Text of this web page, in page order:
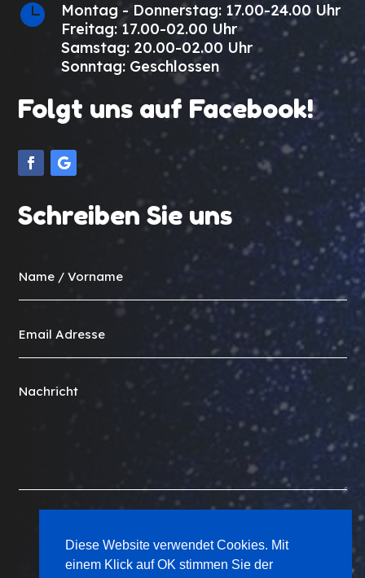
Diese Website verwendet Cookies. Mit
einem Klick auf OK stimmen Sie der

Montag - Donnerstag: 17.00-24.00 Uhr
Freitag: 17.00-02.00 Uhr
Samstag: 20.00-02.00 Uhr
Sonntag: Geschlossen
Folgt uns auf Facebook!
Schreiben Sie uns